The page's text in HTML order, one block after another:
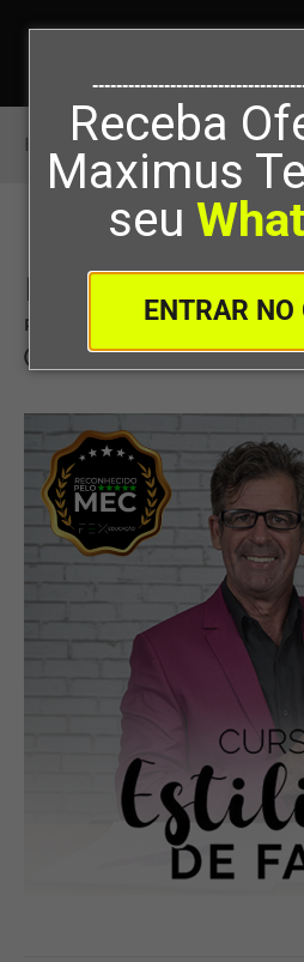
Receba
Maximus
seu
ENTRAR NO
Início>ESTILISTA DE FATO
ESTILISTA DE
Por Agência cyfer